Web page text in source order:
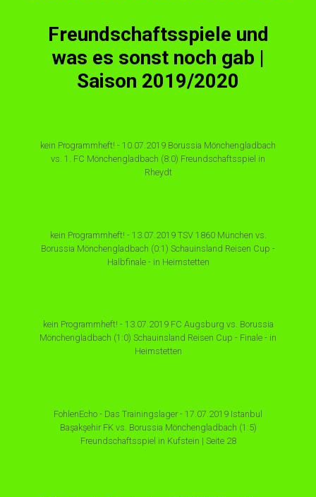
Freundschaftsspiele und
was es sonst noch gab |
Saison 2019/2020
kein Programmheft! - 10.07.2019 Borussia Mönchengladbach
vs. 1. FC Mönchengladbach (8:0) Freundschaftsspiel in
Rheydt
kein Programmheft! - 13.07.2019 TSV 1860 München vs.
Borussia Mönchengladbach (0:1) Schauinsland Reisen Cup -
Halbfinale - in Heimstetten
kein Programmheft! - 13.07.2019 FC Augsburg vs. Borussia
Mönchengladbach (1:0) Schauinsland Reisen Cup - Finale - in
Heimstetten
FohlenEcho - Das Trainingslager - 17.07.2019 Istanbul
Başakşehir FK vs. Borussia Mönchengladbach (1:5)
Freundschaftsspiel in Kufstein | Seite 28